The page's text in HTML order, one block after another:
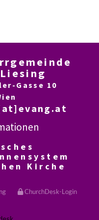
Gasse 10
Kirche
ChurchDesk-Login